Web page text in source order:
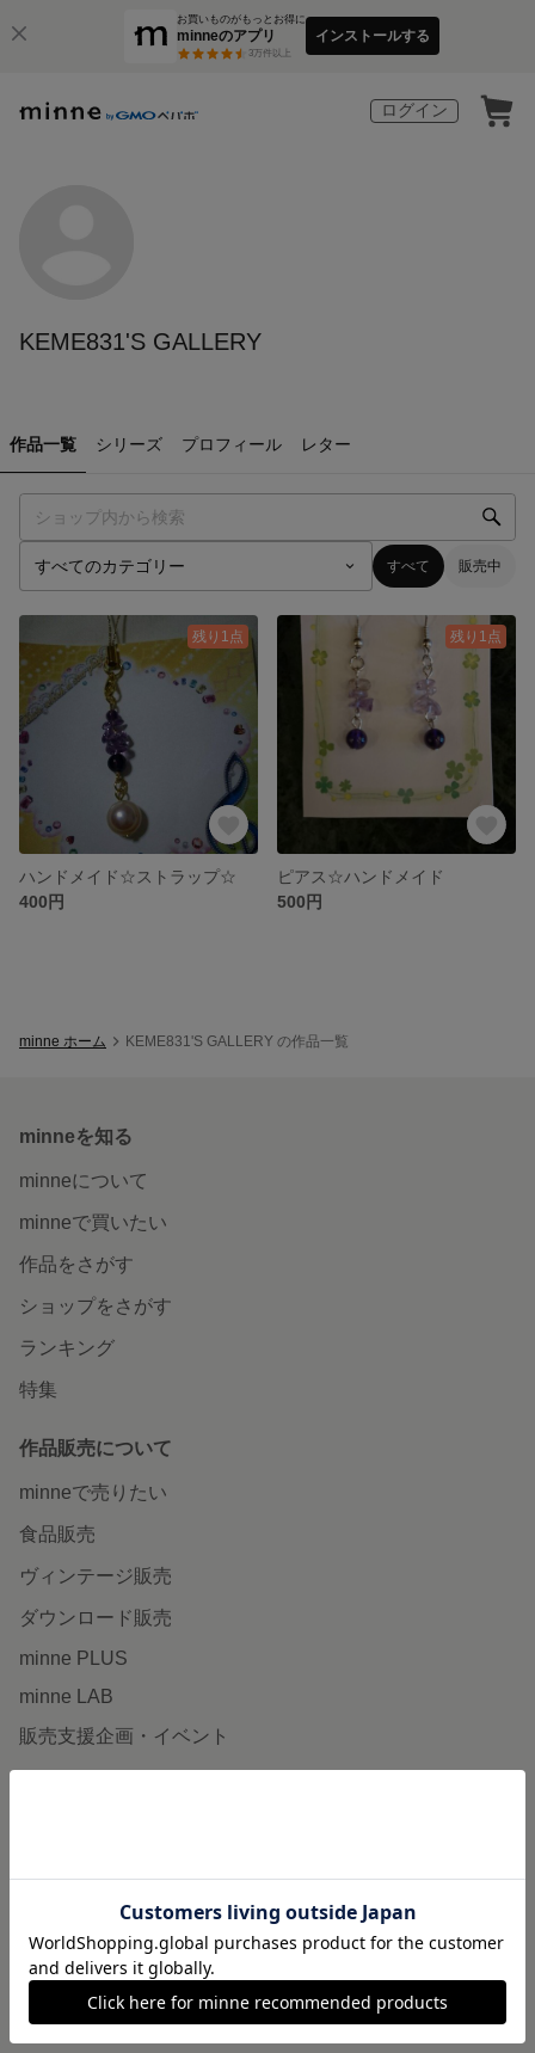
お買いものがもっとお得に
minneのアプリ
3万件以上
インストールする
ログイン
KEME831'S GALLERY
作品一覧 シリーズ プロフィール レター
すべて 販売中
残り1点
ハンドメイド☆ストラップ☆
400円
残り1点
ピアス☆ハンドメイド
500円
minne ホーム KEME831'S GALLERY の作品一覧
minneを知る
minneについて
minneで買いたい
作品をさがす
ショップをさがす
ランキング
特集
作品販売について
minneで売りたい
食品販売
ヴィンテージ販売
ダウンロード販売
minne PLUS
minne LAB
販売支援企画・イベント
minne学習帖
minneの本
企業の方へ